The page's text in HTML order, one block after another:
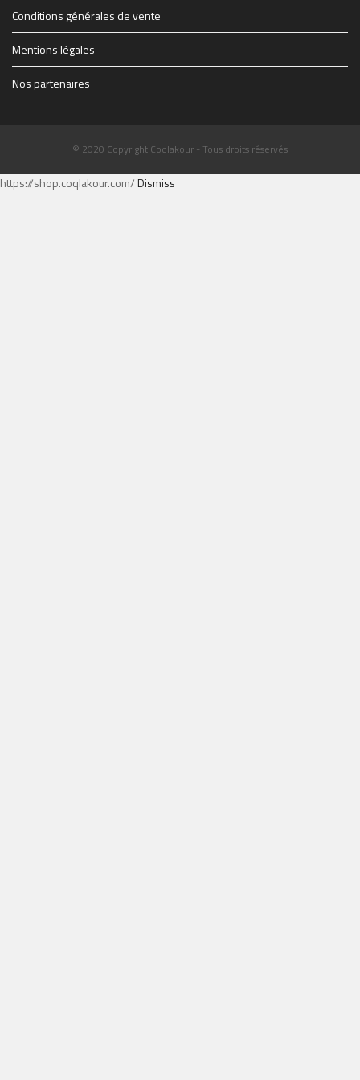
Conditions générales de vente
Mentions légales
Nos partenaires
© 2020 Copyright Coqlakour - Tous droits réservés
https://shop.coqlakour.com/Dismiss